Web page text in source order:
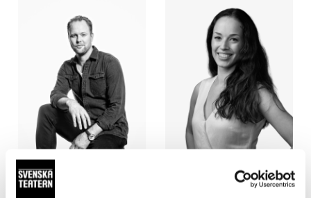
Dennis Nylund Josefin Silén